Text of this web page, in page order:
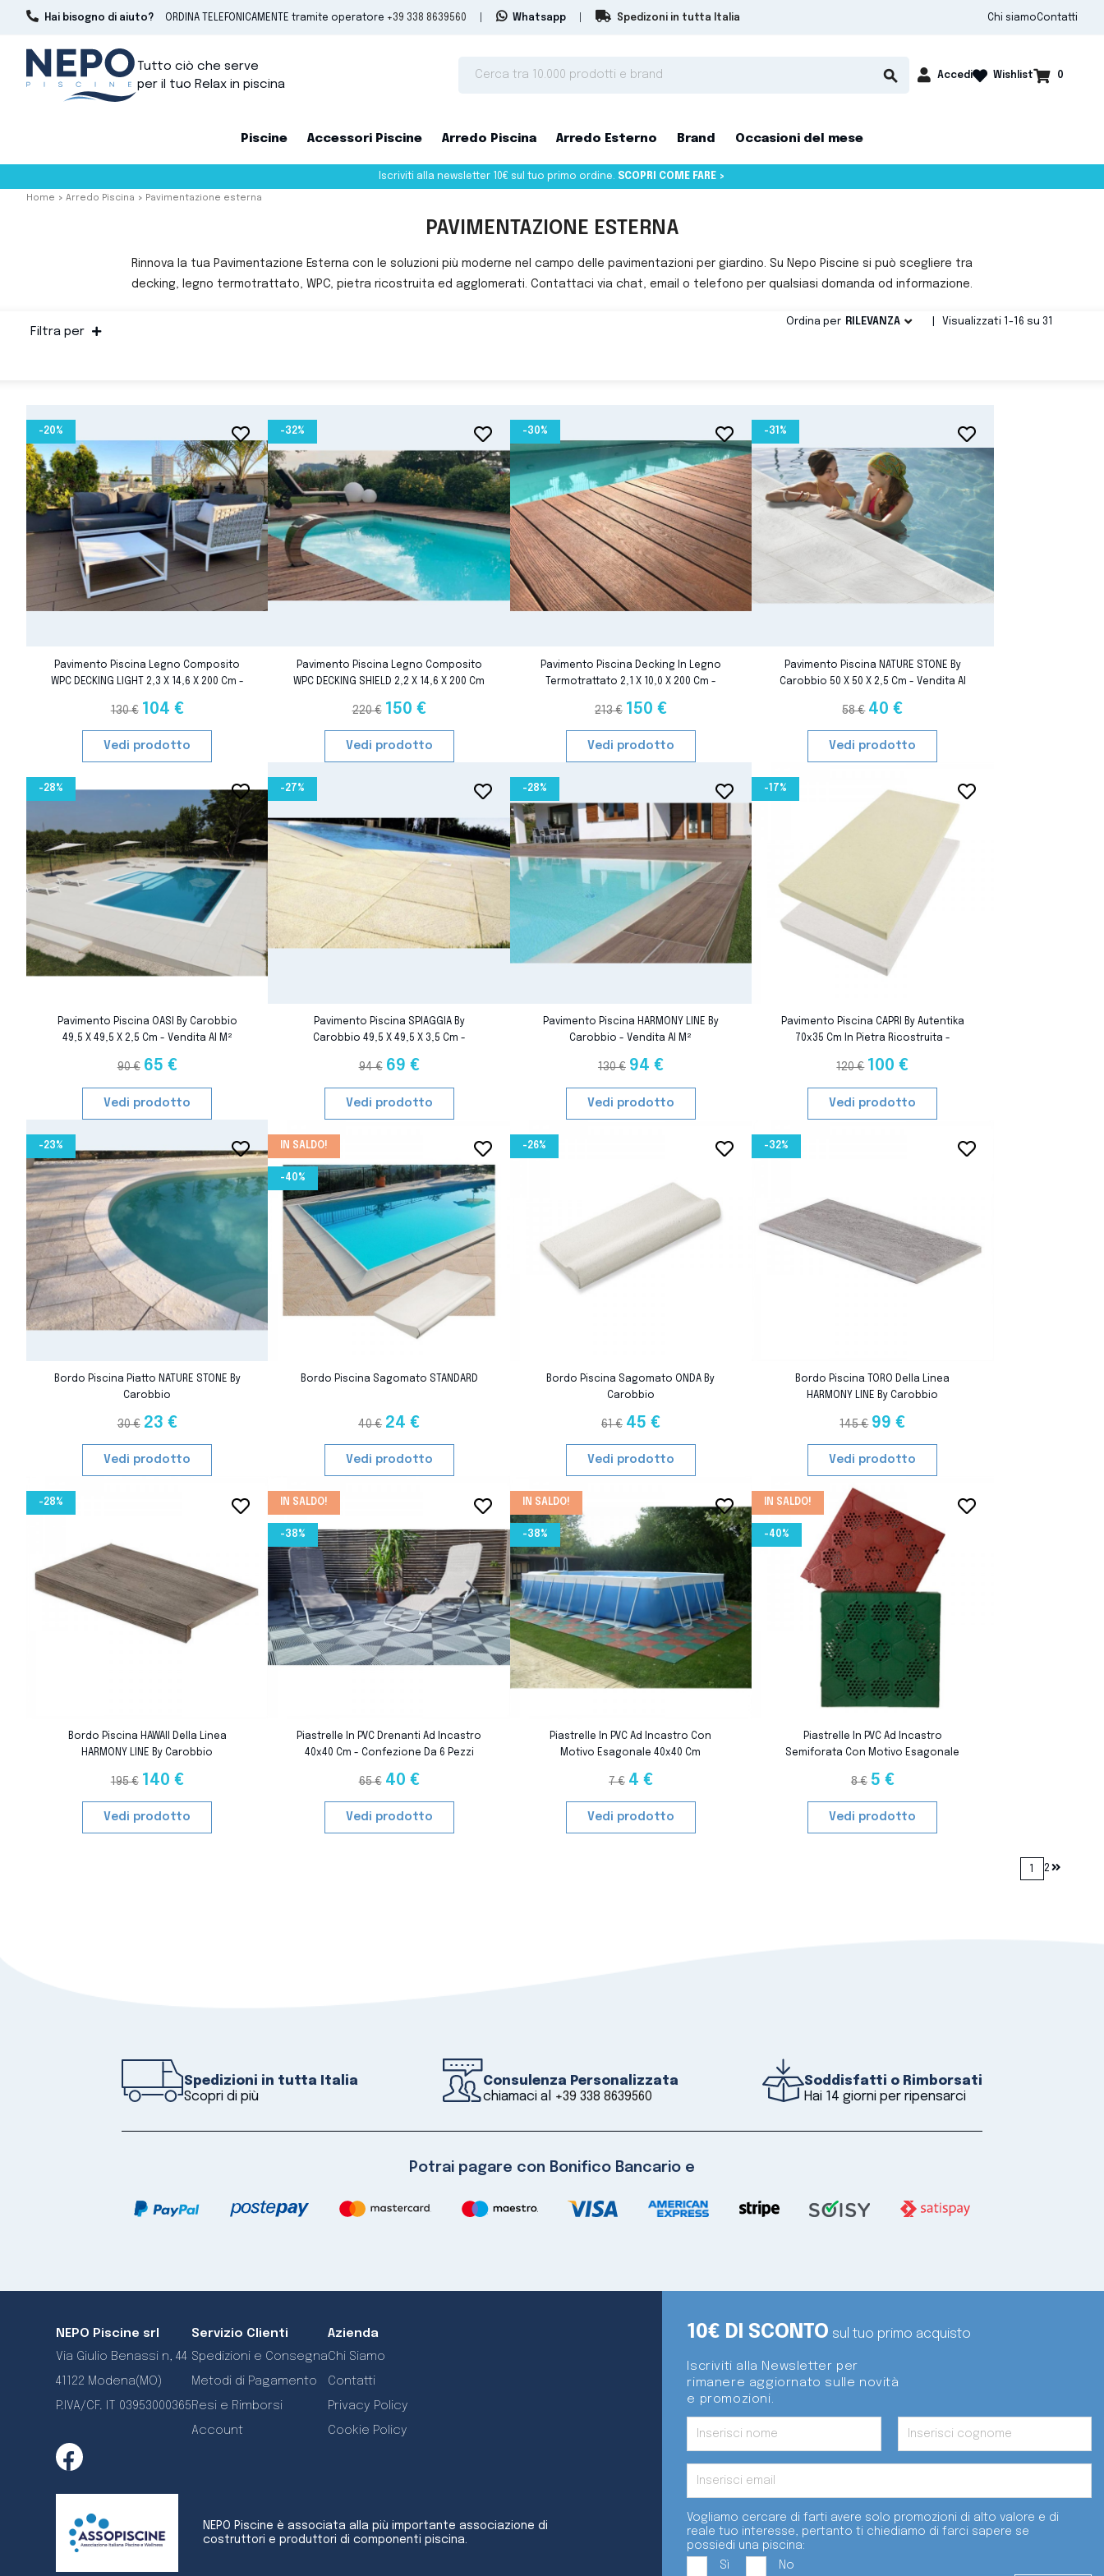
Hai bisogno di aiuto? ORDINA TELEFONICAMENTE tramite operatore +39 338 8639560 Whatsapp Spedizoni in tutta Italia Chi siamoContatti
Tutto ciò che serve
per il tuo Relax in piscina
search  Accedi shopping_cart 0
Wishlist
Piscine Accessori Piscine Arredo Piscina Arredo Esterno Brand Occasioni del mese
Iscriviti alla newsletter 10€ sul tuo primo ordine. SCOPRI COME FARE >
Home Arredo Piscina Pavimentazione esterna
PAVIMENTAZIONE ESTERNA
Rinnova la tua Pavimentazione Esterna con le soluzioni più moderne nel campo delle pavimentazioni per giardino. Su Nepo Piscine si può scegliere tra
decking, legno termotrattato, WPC, pietra ricostruita ed agglomerati. Contattaci via chat, email o telefono per qualsiasi domanda od informazione.
Filtra per
Ordina per RILEVANZA  Visualizzati 1-16 su 31
favorite_border
Pavimento Piscina Legno Composito
WPC DECKING LIGHT 2,3 X 14,6 X 200 Cm -
130 € 104 €
-20%
Vedi prodotto
favorite_border
Pavimento Piscina Legno Composito
WPC DECKING SHIELD 2,2 X 14,6 X 200 Cm
220 € 150 €
-32%
Vedi prodotto
favorite_border
Pavimento Piscina Decking In Legno
Termotrattato 2,1 X 10,0 X 200 Cm -
213 € 150 €
-30%
Vedi prodotto
favorite_border
Pavimento Piscina NATURE STONE By
Carobbio 50 X 50 X 2,5 Cm - Vendita Al
58 € 40 €
-31%
Vedi prodotto
favorite_border
Pavimento Piscina OASI By Carobbio
49,5 X 49,5 X 2,5 Cm - Vendita Al M²
90 € 65 €
favorite_border
-28%
Vedi prodotto
favorite_border
Pavimento Piscina SPIAGGIA By
Carobbio 49,5 X 49,5 X 3,5 Cm -
94 € 69 €
-27%
Vedi prodotto
favorite_border
Pavimento Piscina HARMONY LINE By
Carobbio - Vendita Al M²
130 € 94 €
-28%
Vedi prodotto
favorite_border
Pavimento Piscina CAPRI By Autentika
70x35 Cm In Pietra Ricostruita -
120 € 100 €
-17%
Vedi prodotto
favorite_border
Bordo Piscina Piatto NATURE STONE By
Carobbio
30 € 23 €
favorite_border
-23%
Vedi prodotto
favorite_border
Bordo Piscina Sagomato STANDARD
40 € 24 €
IN SALDO!
-40%
Vedi prodotto
favorite_border
Bordo Piscina Sagomato ONDA By
Carobbio
61 € 45 €
-26%
Vedi prodotto
favorite_border
Bordo Piscina TORO Della Linea
HARMONY LINE By Carobbio
145 € 99 €
-32%
Vedi prodotto
favorite_border
Bordo Piscina HAWAII Della Linea
HARMONY LINE By Carobbio
195 € 140 €
-28%
Vedi prodotto
favorite_border
Piastrelle In PVC Drenanti Ad Incastro
40x40 Cm - Confezione Da 6 Pezzi
65 € 40 €
IN SALDO!
-38%
Vedi prodotto
favorite_border
Piastrelle In PVC Ad Incastro Con
Motivo Esagonale 40x40 Cm
7 € 4 €
favorite_border
IN SALDO!
-38%
Vedi prodotto
favorite_border
Piastrelle In PVC Ad Incastro
Semiforata Con Motivo Esagonale
8 € 5 €
favorite_border
IN SALDO!
-40%
Vedi prodotto
1 2
Spedizioni in tutta Italia
Scopri di più
Consulenza Personalizzata
chiamaci al +39 338 8639560
Soddisfatti o Rimborsati
Hai 14 giorni per ripensarci
Potrai pagare con Bonifico Bancario e
10€ DI SCONTO sul tuo primo acquisto
Iscriviti alla Newsletter per
rimanere aggiornato sulle novità
e promozioni.
Vogliamo cercare di farti avere solo promozioni di alto valore e di
reale tuo interesse, pertanto ti chiediamo di farci sapere se
possiedi una piscina:
Sì
No
NEPO Piscine srl
Via Giulio Benassi n, 44
41122 Modena(MO)
P.IVA/CF. IT 03953000365
Servizio Clienti
Spedizioni e Consegna
Metodi di Pagamento
Resi e Rimborsi
Account
Azienda
Chi Siamo
Contatti
Privacy Policy
Cookie Policy
NEPO Piscine è associata alla più importante associazione di
costruttori e produttori di componenti piscina.